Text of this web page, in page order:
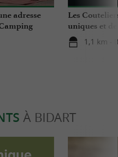
adresse
Les
uniques et
Bidart
1,1 km -
À BIDART